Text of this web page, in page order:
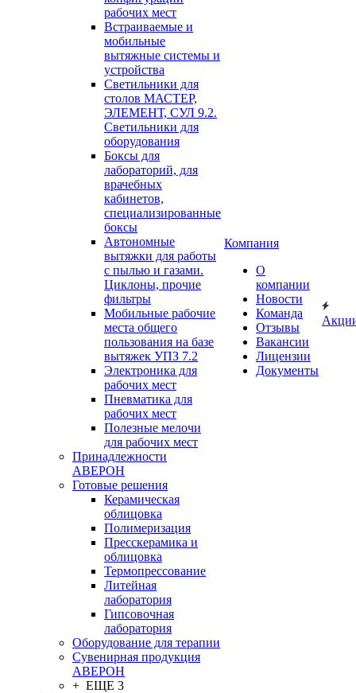
рабочих мест
Встраиваемые и
мобильные
вытяжные системы и
устройства
Светильники для
столов МАСТЕР,
ЭЛЕМЕНТ, СУЛ 9.2.
Светильники для
оборудования
Боксы для
лабораторий, для
врачебных
кабинетов,
специализированные
боксы
Автономные
вытяжки для работы
с пылью и газами.
Циклоны, прочие
фильтры
Мобильные рабочие
места общего
пользования на базе
вытяжек УПЗ 7.2
Электроника для
рабочих мест
Пневматика для
рабочих мест
Полезные мелочи
для рабочих мест
Принадлежности
АВЕРОН
Готовые решения
Керамическая
облицовка
Полимеризация
Пресскерамика и
облицовка
Термопрессование
Литейная
лаборатория
Гипсовочная
лаборатория
Оборудование для терапии
Сувенирная продукция
АВЕРОН
+ ЕЩЕ 3
Компания
О
компании
Новости
Команда
Отзывы
Вакансии
Лицензии
Документы